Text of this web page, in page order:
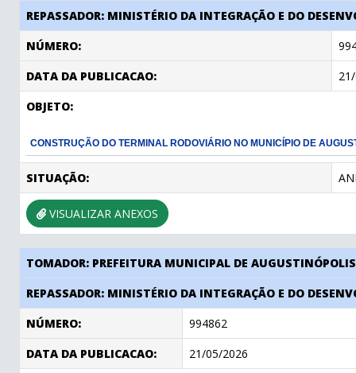
REPASSADOR: MINISTÉRIO DA INTEGRAÇÃO E DO
NÚMERO:
DATA DA PUBLICACAO:
OBJETO:
CONSTRUÇÃO DO TERMINAL RODOVIÁRIO NO MUNICÍPIO DE
SITUAÇÃO:
VISUALIZAR ANEXOS
TOMADOR: PREFEITURA MUNICIPAL DE
REPASSADOR: MINISTÉRIO DA INTEGRAÇÃO E DO
NÚMERO:
994862
DATA DA PUBLICACAO:
21/05/2026